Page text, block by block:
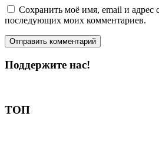
Сохранить моё имя, email и адрес
последующих моих комментариев.
Поддержите нас!
ТОП